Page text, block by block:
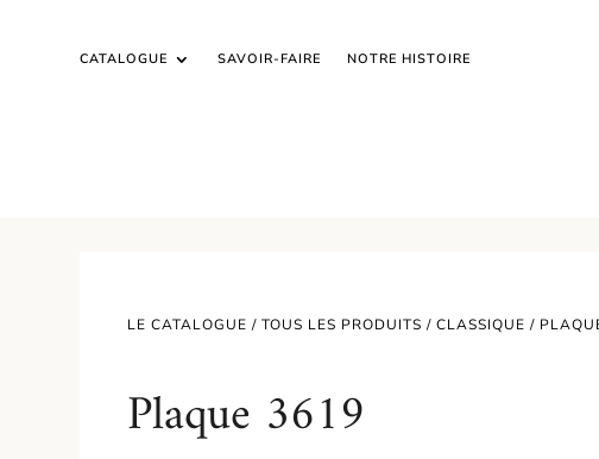
CATALOGUE SAVOIR-FAIRE NOTRE HISTOIRE
LE CATALOGUE /TOUS LES PRODUITS /CLASSIQUE /
Plaque 3619